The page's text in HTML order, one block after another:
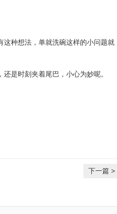
这种想法，单就洗碗这样的小问题就
是时刻夹着尾巴，小心为妙呢。
下一篇 >